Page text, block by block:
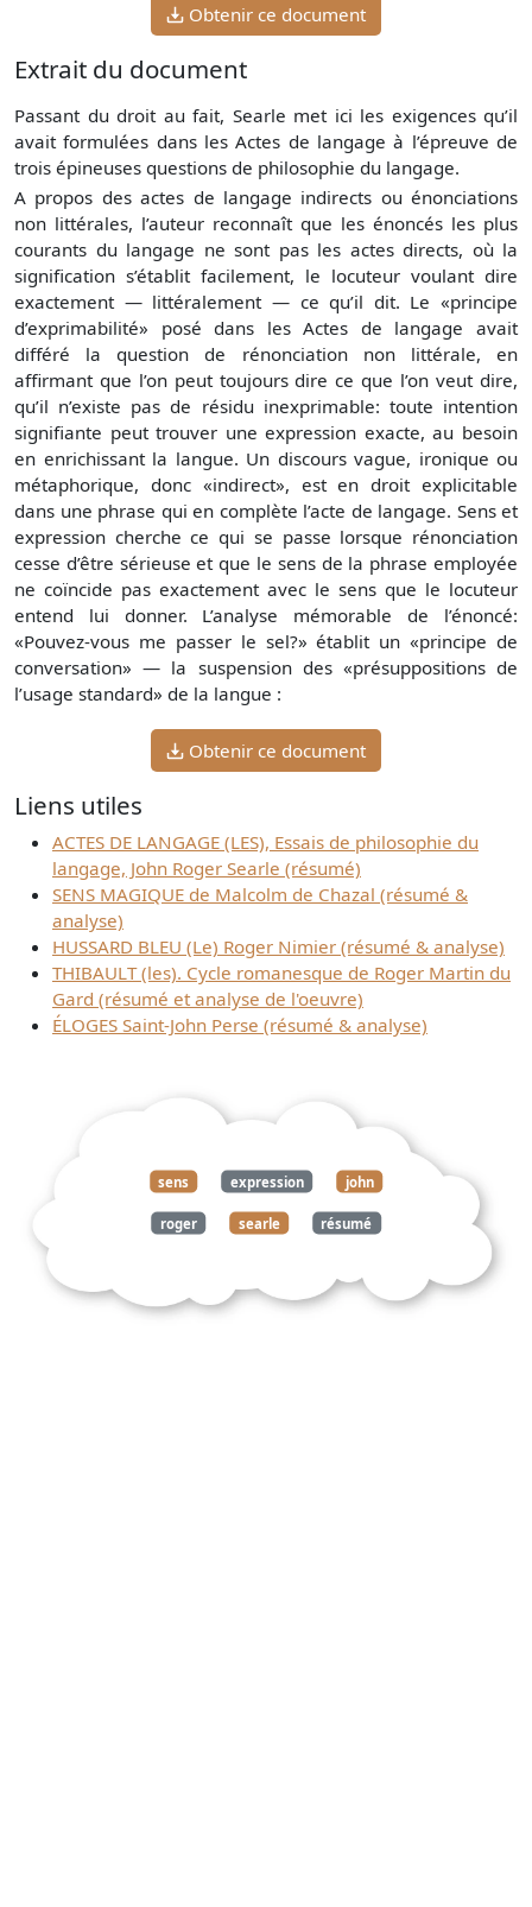
Obtenir ce document
Extrait du document
Passant du droit au fait, Searle met ici les exigences qu’il
avait formulées dans les Actes de langage à l’épreuve de
trois épineuses questions de philosophie du langage.
A propos des actes de langage indirects ou énonciations
non littérales, l’auteur reconnaît que les énoncés les plus
courants du langage ne sont pas les actes directs, où la
signification s’établit facilement, le locuteur voulant dire
exactement — littéralement — ce qu’il dit. Le «principe
d’exprimabilité» posé dans les Actes de langage avait
différé la question de rénonciation non littérale, en
affirmant que l’on peut toujours dire ce que l’on veut dire,
qu’il n’existe pas de résidu inexprimable: toute intention
signifiante peut trouver une expression exacte, au besoin
en enrichissant la langue. Un discours vague, ironique ou
métaphorique, donc «indirect», est en droit explicitable
dans une phrase qui en complète l’acte de langage. Sens et
expression cherche ce qui se passe lorsque rénonciation
cesse d’être sérieuse et que le sens de la phrase employée
ne coïncide pas exactement avec le sens que le locuteur
entend lui donner. L’analyse mémorable de l’énoncé:
«Pouvez-vous me passer le sel?» établit un «principe de
conversation» — la suspension des «présuppositions de
l’usage standard» de la langue :
Obtenir ce document
Liens utiles
ACTES DE LANGAGE (LES), Essais de philosophie du
langage, John Roger Searle (résumé)
SENS MAGIQUE de Malcolm de Chazal (résumé &
analyse)
HUSSARD BLEU (Le) Roger Nimier (résumé & analyse)
THIBAULT (les). Cycle romanesque de Roger Martin du
Gard (résumé et analyse de l'oeuvre)
ÉLOGES Saint-John Perse (résumé & analyse)
sens expression john
roger searle résumé